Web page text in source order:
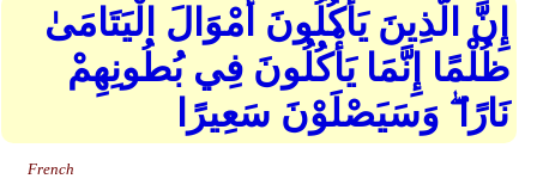
إِنَّ الَّذِينَ يَأْكُلُونَ أَمْوَالَ الْيَتَامَىٰ
ظُلْمًا إِنَّمَا يَأْكُلُونَ فِي بُطُونِهِمْ
نَارًا ۖ وَسَيَصْلَوْنَ سَعِيرًا
French